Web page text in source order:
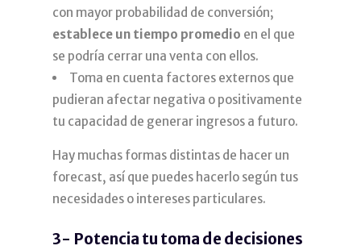
con mayor probabilidad de conversión;
establece un tiempo promedio en el que
se podría cerrar una venta con ellos.
Toma en cuenta factores externos que
pudieran afectar negativa o positivamente
tu capacidad de generar ingresos a futuro.
Hay muchas formas distintas de hacer un
forecast, así que puedes hacerlo según tus
necesidades o intereses particulares.
3- Potencia tu toma de decisiones